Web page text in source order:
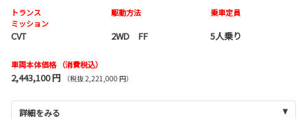
トランス
ミッション
CVT
駆動方法
2WD FF
乗車定員
5人乗り
車両本体価格 （消費税込）
2,443,100 円 （税抜 2,221,000 円）
詳細をみる